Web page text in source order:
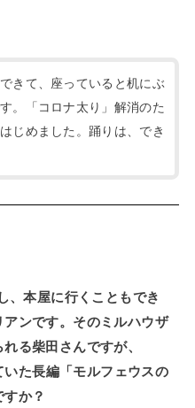
きて、座っていると机にぶ
。「コロナ太り」解消のた
じめました。踊りは、でき
、本屋に行くこともでき
ンです。そのミルハウザ
る柴田さんですが、
た長編「モルフェウスの
すか？